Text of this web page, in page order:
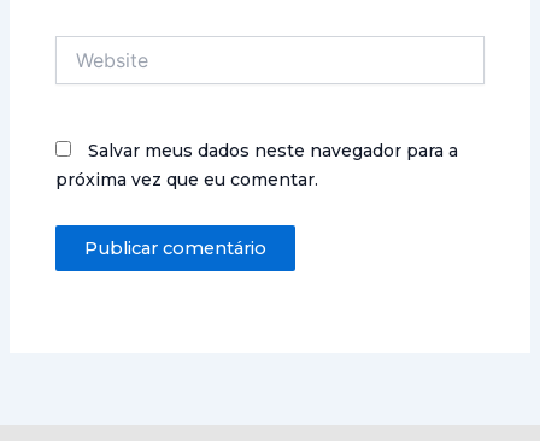
Salvar meus dados neste navegador para a
próxima vez que eu comentar.